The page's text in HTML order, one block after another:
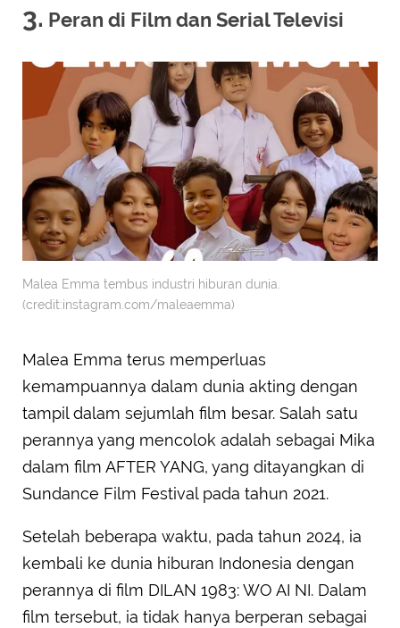
3. Peran di Film dan Serial Televisi
Malea Emma tembus industri hiburan dunia.
(credit:instagram.com/maleaemma)
Malea Emma terus memperluas
kemampuannya dalam dunia akting dengan
tampil dalam sejumlah film besar. Salah satu
perannya yang mencolok adalah sebagai Mika
dalam film AFTER YANG, yang ditayangkan di
Sundance Film Festival pada tahun 2021.
Setelah beberapa waktu, pada tahun 2024, ia
kembali ke dunia hiburan Indonesia dengan
perannya di film DILAN 1983: WO AI NI. Dalam
film tersebut, ia tidak hanya berperan sebagai